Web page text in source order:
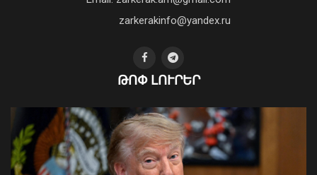
Օգոստոսի 16-ին «Երազ Այգի»-ում
կանցկացվի Ազգային տարազի
08 Օգոստոս, 2026 22:41
04 Օգոստոս, 2026 19:12zarkerakinfo@yandex.ru
ԹՈՓ ԼՈՒՐԵՐ